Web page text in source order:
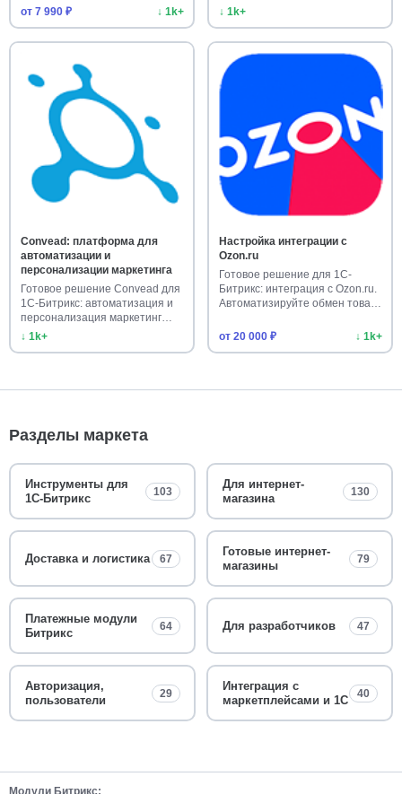
от 7 990 ₽
↓ 1k+ ↓ 1k+
Convead: платформа для
автоматизации и
персонализации маркетинга
Готовое решение Convead для
1С-Битрикс: автоматизация и
персонализация маркетинг…
↓ 1k+
Настройка интеграции с
Ozon.ru
Готовое решение для 1С-
Битрикс: интеграция с Ozon.ru.
Автоматизируйте обмен това…
от 20 000 ₽ ↓ 1k+
Разделы маркета
Инструменты для
1С-Битрикс
103
Для интернет-
магазина
130
Доставка и логистика 67
Готовые интернет-
магазины
79
Платежные модули
Битрикс
64 Для разработчиков 47
Авторизация,
пользователи
29
Интеграция с
маркетплейсами и 1С
40
Модули Битрикс: